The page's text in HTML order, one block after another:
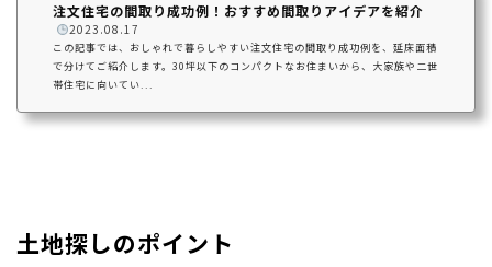
注文住宅の間取り成功例！おすすめ間取りアイデアを紹介
2023.08.17
この記事では、おしゃれで暮らしやすい注文住宅の間取り成功例を、延床面積
で分けてご紹介します。30坪以下のコンパクトなお住まいから、大家族や二世
帯住宅に向いてい...
土地探しのポイント